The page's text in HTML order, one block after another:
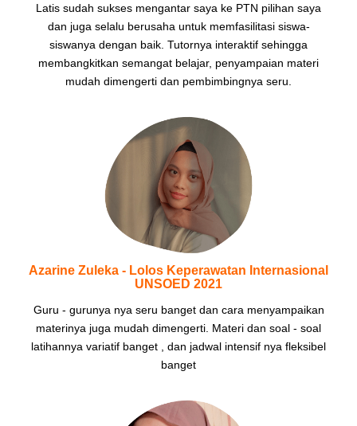
Latis sudah sukses mengantar saya ke PTN pilihan saya
dan juga selalu berusaha untuk memfasilitasi siswa-
siswanya dengan baik. Tutornya interaktif sehingga
membangkitkan semangat belajar, penyampaian materi
mudah dimengerti dan pembimbingnya seru.
Azarine Zuleka - Lolos Keperawatan Internasional
UNSOED 2021
Guru - gurunya nya seru banget dan cara menyampaikan
materinya juga mudah dimengerti. Materi dan soal - soal
latihannya variatif banget , dan jadwal intensif nya fleksibel
banget